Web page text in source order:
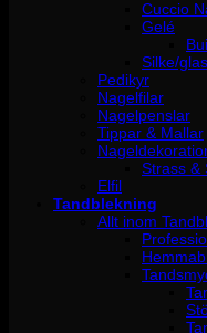
Cuccio
Gelé
Silke/
Pedikyr
Nagelfilar
Nagelpenslar
Tippar & Mallar
Strass &
Elfil
Tandblekning
Allt inom